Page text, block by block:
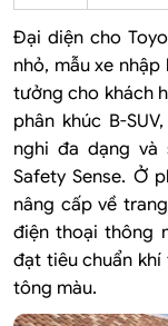
Đại diện cho
nhỏ, mẫu xe
tưởng cho khách
phân khúc B-
nghi đa dạng
Safety Sense. Ở
nâng cấp về
điện thoại thông
đạt tiêu chuẩn
tông màu.